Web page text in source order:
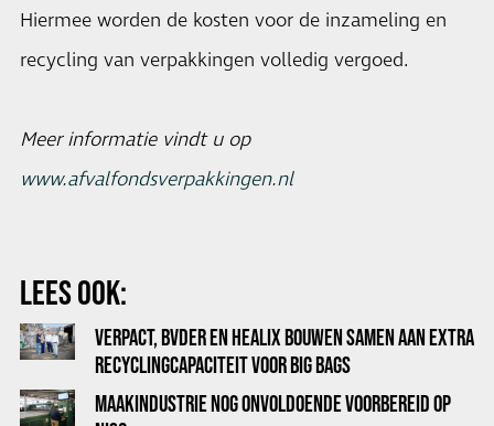
Hiermee worden de kosten voor de inzameling en
recycling van verpakkingen volledig vergoed.
Meer informatie vindt u op
www.afvalfondsverpakkingen.nl
LEES OOK:
VERPACT, BVDER EN HEALIX BOUWEN SAMEN AAN EXTRA
RECYCLINGCAPACITEIT VOOR BIG BAGS
MAAKINDUSTRIE NOG ONVOLDOENDE VOORBEREID OP